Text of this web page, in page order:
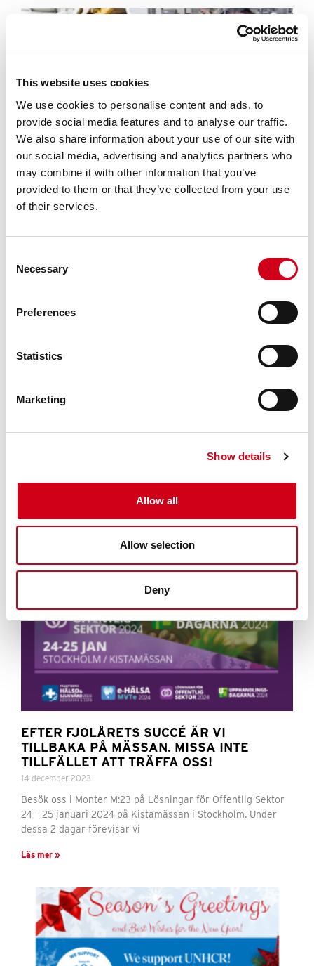
This website uses cookies
We use cookies to personalise content and ads, to
provide social media features and to analyse our traffic.
We also share information about your use of our site with
our social media, advertising and analytics partners who
may combine it with other information that you’ve
provided to them or that they’ve collected from your use
of their services.
Selection
Necessary
Preferences
Statistics
Marketing
Show details
Allow all
Allow selection
Deny
TÄNK PÅ MILJÖN, OPTIMERA ANTALET
ARBETSKLÄDER I OMLOPP
ÄNNU EN LEVERANS PÅ VÄG TILL EN AV
18 maj 2024
Ännu en stor leverans på väg från ACG Pulse till en av våra
EFTER FJOLÅRETS SUCCÉ ÄR VI
TILLBAKA PÅ MÄSSAN. MISSA INTE
TILLFÄLLET ATT TRÄFFA OSS!
14 december 2023
Besök oss i Monter M:23 på Lösningar för Offentlig Sektor
24 – 25 januari 2024 på Kistamässan i Stockholm. Under
dessa 2 dagar förevisar vi
Läs mer »